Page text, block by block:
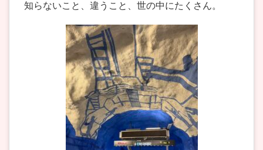
知らないこと、違うこと、世の中にたくさん。